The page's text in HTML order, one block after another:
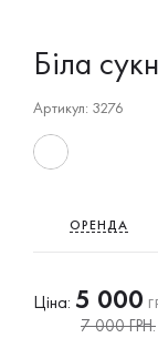
Біла
Артикул: 3276
ОРЕНДА
Ціна: 5 000
7 000 ГРН.